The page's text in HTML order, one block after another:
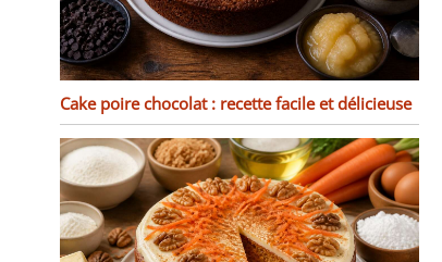
Cake poire chocolat : recette facile et délicieuse